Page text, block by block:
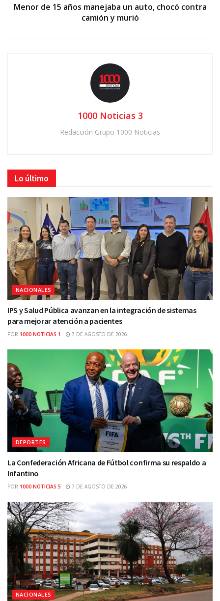
Menor de 15 años manejaba un auto, chocó contra
camión y murió
1000 Noticias 3
Redacción Grupo 1000 Noticias
Lo último
NACIONALES
IPS y Salud Pública avanzan en la integración de sistemas
para mejorar atención a pacientes
POR 1000 NOTICIAS 1 7 DE AGOSTO DE 2026
DEPORTES
La Confederación Africana de Fútbol confirma su respaldo a
Infantino
POR 1000 NOTICIAS 5 7 DE AGOSTO DE 2026
NACIONALES